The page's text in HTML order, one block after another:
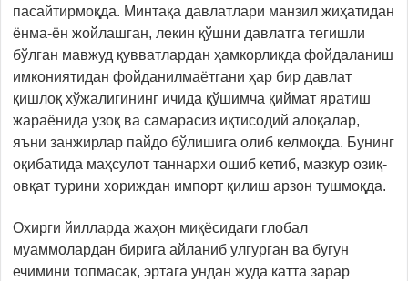
пасайтирмоқда. Минтақа давлатлари манзил жиҳатидан
ёнма-ён жойлашган, лекин қўшни давлатга тегишли
бўлган мавжуд қувватлардан ҳамкорликда фойдаланиш
имкониятидан фойданилмаётгани ҳар бир давлат
қишлоқ хўжалигининг ичида қўшимча қиймат яратиш
жараёнида узоқ ва самарасиз иқтисодий алоқалар,
яъни занжирлар пайдо бўлишига олиб келмоқда. Бунинг
оқибатида маҳсулот таннархи ошиб кетиб, мазкур озиқ-
овқат турини хориждан импорт қилиш арзон тушмоқда.
Охирги йилларда жаҳон миқёсидаги глобал
муаммолардан бирига айланиб улгурган ва бугун
ечимини топмасак, эртага ундан жуда катта зарар